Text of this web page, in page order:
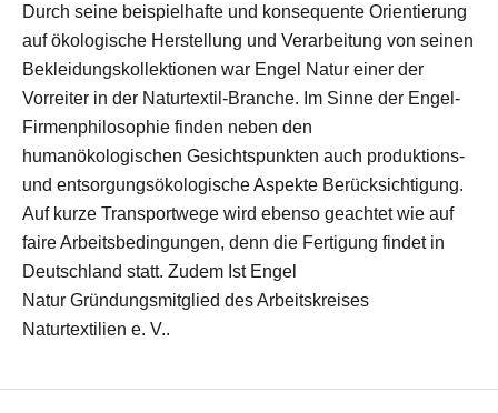
Durch seine beispielhafte und konsequente Orientierung
auf ökologische Herstellung und Verarbeitung von seinen
Bekleidungskollektionen war Engel Natur einer der
Vorreiter in der Naturtextil-Branche. Im Sinne der Engel-
Firmenphilosophie finden neben den
humanökologischen Gesichtspunkten auch produktions-
und entsorgungsökologische Aspekte Berücksichtigung.
Auf kurze Transportwege wird ebenso geachtet wie auf
faire Arbeitsbedingungen, denn die Fertigung findet in
Deutschland statt. Zudem Ist Engel
Natur Gründungsmitglied des Arbeitskreises
Naturtextilien e. V..